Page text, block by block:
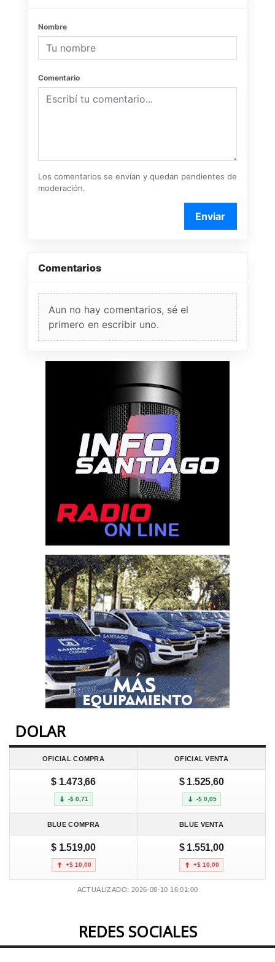
Nombre
Comentario
Los comentarios se envían y quedan pendientes de
moderación.
Enviar
Comentarios
Aun no hay comentarios, sé el
primero en escribir uno.
DOLAR
OFICIAL COMPRA OFICIAL VENTA
$ 1.473,66
-$ 0,71
$ 1.525,60
-$ 0,05
BLUE COMPRA BLUE VENTA
$ 1.519,00
+$ 10,00
$ 1.551,00
+$ 10,00
ACTUALIZADO: 2026-08-10 16:01:00
REDES SOCIALES